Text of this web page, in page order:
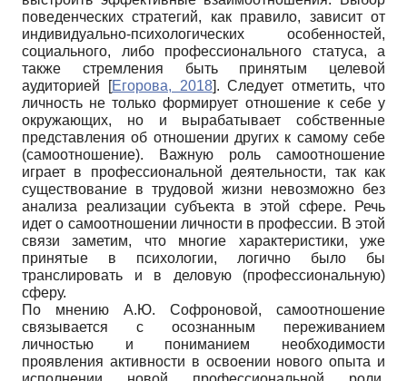
поведенческих стратегий, как правило, зависит от
индивидуально-психологических особенностей,
социального, либо профессионального статуса, а
также стремления быть принятым целевой
аудиторией
[Егорова, 2018]. Следует отметить, что
личность не только формирует отношение к себе у
окружающих, но и вырабатывает собственные
представления об отношении других к самому себе
(самоотношение). Важную роль самоотношение
играет в профессиональной деятельности, так как
существование в трудовой жизни невозможно без
анализа реализации субъекта в этой сфере. Речь
идет о самоотношении личности в профессии. В этой
связи заметим, что многие характеристики, уже
принятые в психологии, логично было бы
транслировать и в деловую (профессиональную)
сферу.
По мнению А.Ю. Софроновой, самоотношение
связывается с осознанным переживанием
личностью и пониманием необходимости
проявления активности в освоении нового опыта и